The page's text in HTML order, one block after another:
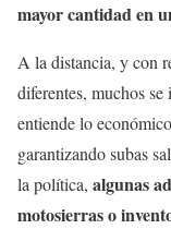
mayor cantidad en
A la distancia, y con
diferentes, muchos
entiende lo
garantizando subas
la política, algunas
motosierras o